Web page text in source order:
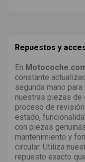
Repuestos y
En
constante
segunda mano
nuestras piezas de
proceso de
estado,
con piezas
mantenimiento y
circular. Utiliza
repuesto exacto